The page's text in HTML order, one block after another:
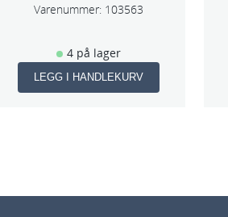
Varenummer: 103563
4 på lager
LEGG I HANDLEKURV